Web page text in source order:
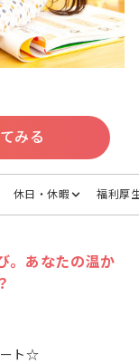
みる
休日・休暇 福利厚生
。あなたの温か
ート☆